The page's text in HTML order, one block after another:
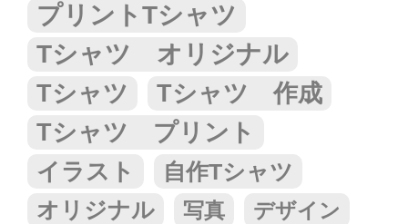
プリントTシャツ
Tシャツ オリジナル
Tシャツ
Tシャツ 作成
Tシャツ プリント
イラスト 自作Tシャツ
オリジナル 写真
デザイン